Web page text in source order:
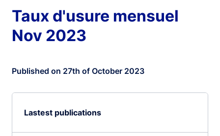
Taux d'usure mensuel
Nov 2023
Published on 27th of October 2023
Lastest publications